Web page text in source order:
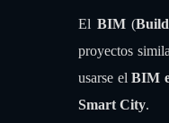
ElBIM (
proyectos
usarse elBIM